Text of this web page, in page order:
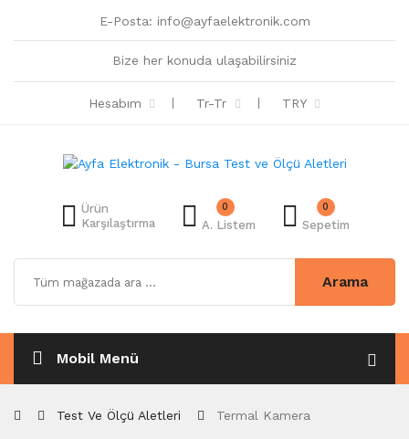
E-Posta: info@ayfaelektronik.com
Bize her konuda ulaşabilirsiniz
Hesabım Tr-Tr TRY
Ürün
Karşılaştırma
A. Listem
0 0
Sepetim
Arama
Mobil Menü
Test Ve Ölçü Aletleri Termal Kamera